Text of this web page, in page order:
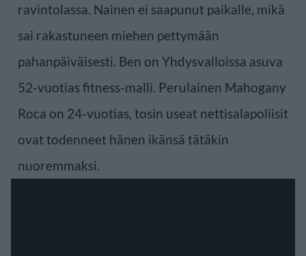
ravintolassa. Nainen ei saapunut paikalle, mikä
sai rakastuneen miehen pettymään
pahanpäiväisesti. Ben on Yhdysvalloissa asuva
52-vuotias fitness-malli. Perulainen Mahogany
Roca on 24-vuotias, tosin useat nettisalapoliisit
ovat todenneet hänen ikänsä tätäkin
nuoremmaksi.